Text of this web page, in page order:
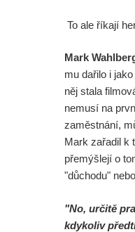
To ale říkají
Mark
mu dařilo i
něj stala
nemusí na
zaměstnání,
Mark zařadil k
přemýšlejí o
"důchodu"
"No, určitě
kdykoliv